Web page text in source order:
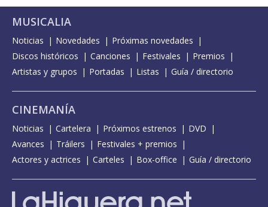
MUSICALIA
Noticias Novedades
Próximas novedades
Discos históricos
Canciones Festivales
Premios
Artistas y grupos
Portadas Listas Guía / directorio
CINEMANÍA
Noticias Cartelera Próximos estrenos
DVD
Avances
Tráilers
Festivales + premios
Actores y actrices
Carteles Box-office Guía / directorio